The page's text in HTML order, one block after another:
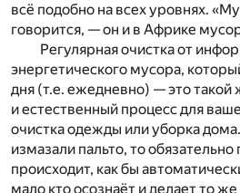
всё подобно на всех уровнях.
говорится, — он и в Африке
Регулярная очистка от
энергетического мусора,
дня (т.е. ежедневно) — это
и естественный процесс для
очистка одежды или уборка
измазали пальто, то обязательно
происходит, как бы
мало кто осознаёт и делает то